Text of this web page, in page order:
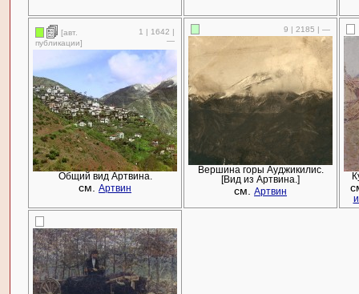
[авт.
публикации]
1 | 1642 |
—
Общий вид Артвина.
см. Артвин
9 | 2185 | —
Вершина горы Ауджикилис.
[Вид из Артвина.]
см. Артвин